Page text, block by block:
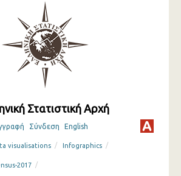
Στατιστική Αρχή
Σύνδεση English
visualisations / Infographics /
2017 /